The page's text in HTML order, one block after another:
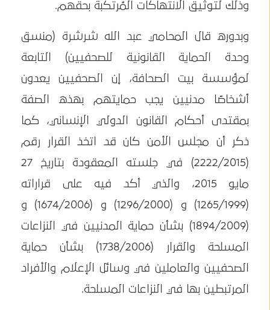
وذلك لتوثيق الانتهاكات المُرتكبة بحقهم.
وبدوره قال المحامي عبد الله شرشرة (منسق
وحدة الحماية القانونية للصحفيين) التابعة
لمؤسسة بيت الصحافة، إن الصحفيين يعدون
أشخاصًا مدنيين يجب حمايتهم بهذه الصفة
بمقتدى أحكام القانون الدولي الإنساني، كما
ذكر أن مجلس الأمن كان قد اتخذ القرار رقم
(2222/2015) في جلسته المعقودة بتاريخ 27
مايو 2015، والذي أكد فيه على قراراته
(1265/1999) و (1296/2000) و (1674/2006) و
(1894/2009) بشأن حماية المدنيين في النزاعات
المسلحة والقرار (1738/2006) بشأن حماية
الصحفيين والعاملين في وسائل الإعلام والأفراد
المرتبطين بها في النزاعات المسلحة.